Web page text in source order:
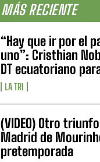
MÁS RECIENTE
“Hay que ir por el
uno”: Cristhian
DT ecuatoriano
LA TRI
(VIDEO) Otro
Madrid de
pretemporada